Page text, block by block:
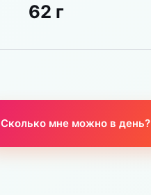
62 г
Сколько мне можно в день?